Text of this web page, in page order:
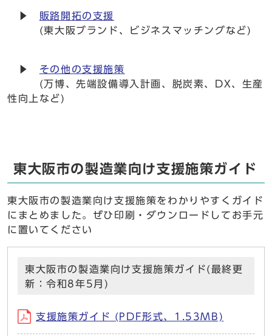
▶ 販路開拓の支援
(東大阪ブランド、ビジネスマッチングなど)
▶ その他の支援施策
(万博、先端設備導入計画、脱炭素、DX、生産
性向上など)
東大阪市の製造業向け支援施策ガイド
東大阪市の製造業向け支援施策をわかりやすくガイド
にまとめました。ぜひ印刷・ダウンロードしてお手元
に置いてください
東大阪市の製造業向け支援施策ガイド(最終更
新：令和8年5月)
支援施策ガイド (PDF形式、1.53MB)